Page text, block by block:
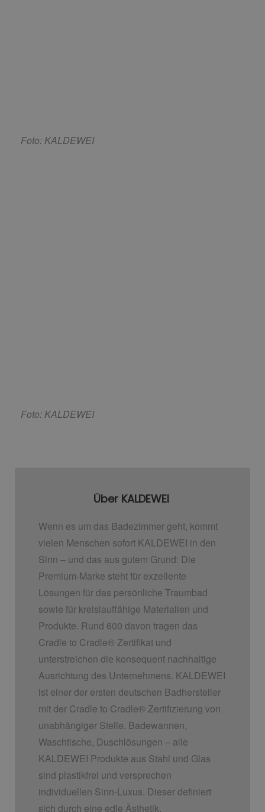
Foto: KALDEWEI
Foto: KALDEWEI
Über KALDEWEI
Wenn es um das Badezimmer geht, kommt
vielen Menschen sofort KALDEWEI in den
Sinn – und das aus gutem Grund: Die
Premium-Marke steht für exzellente
Lösungen für das persönliche Traumbad
sowie für kreislauffähige Materialien und
Produkte. Rund 600 davon tragen das
Cradle to Cradle® Zertifikat und
unterstreichen die konsequent nachhaltige
Ausrichtung des Unternehmens. KALDEWEI
ist einer der ersten deutschen Badhersteller
mit der Cradle to Cradle® Zertifizierung von
unabhängiger Stelle. Badewannen,
Waschtische, Duschlösungen – alle
KALDEWEI Produkte aus Stahl und Glas
sind plastikfrei und versprechen
individuellen Sinn-Luxus. Dieser definiert
sich durch eine edle Ästhetik,